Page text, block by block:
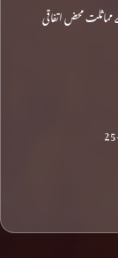
محض اتفاقی